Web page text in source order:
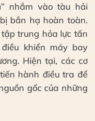
nhắm vào tàu hải
bắn hạ hoàn toàn.
trung hỏa lực tấn
khiển máy bay
Hiện tại, các cơ
hành điều tra để
gốc của những